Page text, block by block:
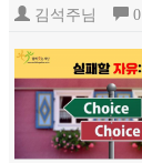
김석주님 0